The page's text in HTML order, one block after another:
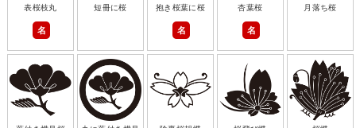
表桜枝丸
名
短冊に桜 抱き桜葉に桜
名
杏葉桜
名
月落ち桜